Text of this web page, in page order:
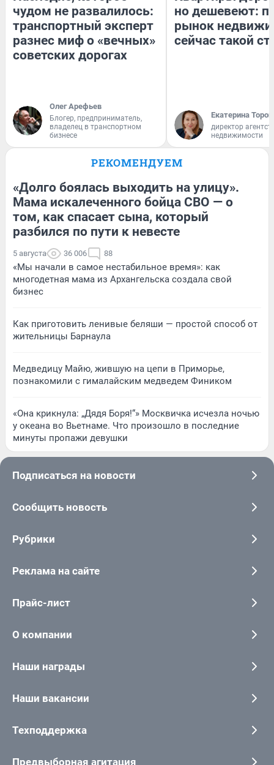
чудом не развалилось:
транспортный эксперт
разнес миф о «вечных»
советских дорогах
Олег Арефьев
Блогер, предприниматель,
владелец в транспортном
бизнесе
но дешевеют:
рынок
сейчас такой
Екатерина
директор
недвижимости
РЕКОМЕНДУЕМ
«Долго боялась выходить на улицу».
Мама искалеченного бойца СВО — о
том, как спасает сына, который
разбился по пути к невесте
5 августа 36 006 88
«Мы начали в самое нестабильное время»: как
многодетная мама из Архангельска создала свой
бизнес
Как приготовить ленивые беляши — простой способ от
жительницы Барнаула
Медведицу Майю, жившую на цепи в Приморье,
познакомили с гималайским медведем Фиником
«Она крикнула: „Дядя Боря!“» Москвичка исчезла ночью
у океана во Вьетнаме. Что произошло в последние
минуты пропажи девушки
Подписаться на новости
Сообщить новость
Рубрики
Реклама на сайте
Прайс-лист
О компании
Наши награды
Наши вакансии
Техподдержка
Предвыборная агитация